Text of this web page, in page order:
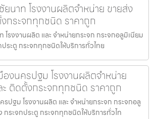
นาท โรงงานผลิตจำหน่าย ขายส่ง
กระจกทุกชนิด ราคาถูก
รงงานผลิต และ จำหน่ายกระจก กระจกอลูมิเนียม
ระตู กระจกทุกชนิดให้บริการทั่วไทย
องนครปฐม โรงงานผลิตจำหน่าย
ะ ติดตั้งกระจกทุกชนิด ราคาถูก
รปฐม โรงงานผลิต และ จำหน่ายกระจก กระจกอลู
กระจกประตู กระจกทุกชนิดให้บริการทั่วไท